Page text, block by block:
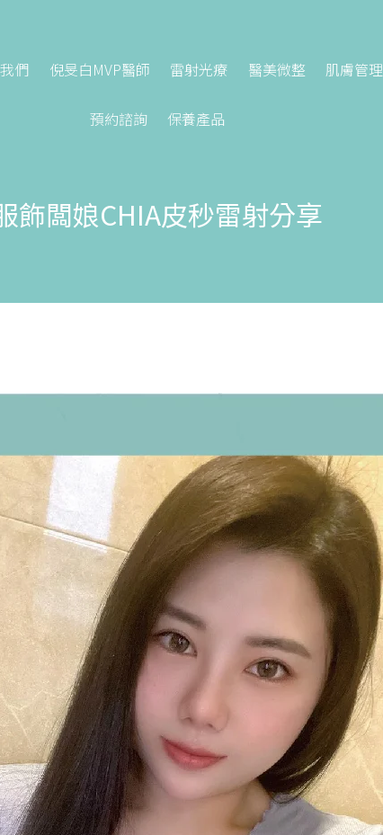
們 倪旻白MVP醫師 雷射光療 醫美微整 肌膚管理
預約諮詢 保養產品
飾闆娘CHIA皮秒雷射分享